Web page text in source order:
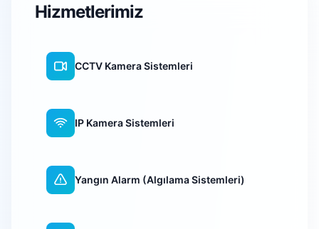
Hizmetlerimiz
CCTV Kamera Sistemleri
IP Kamera Sistemleri
Yangın Alarm (Algılama Sistemleri)